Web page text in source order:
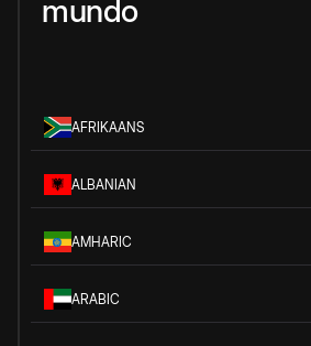
mundo
AFRIKAANS
ALBANIAN
AMHARIC
ARABIC